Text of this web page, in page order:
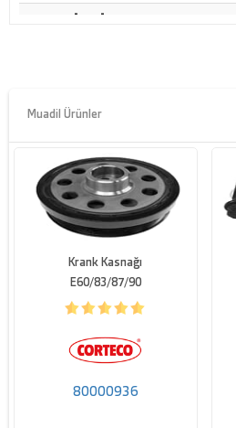
Brüt ağırlık [g]
Muadil Ürünler
Krank Kasnağı
E60/83/87/90
80000936